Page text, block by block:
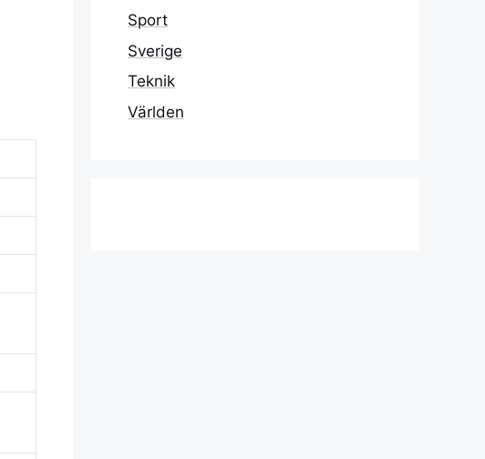
Sport
Sverige
Teknik
Världen